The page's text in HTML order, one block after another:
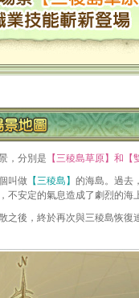
，分別是 【三稜島草原】和【
叫做 【三稜島】 的海島。過去
不安定的氣息造成了劇烈的
之後，終於再次與三稜島恢